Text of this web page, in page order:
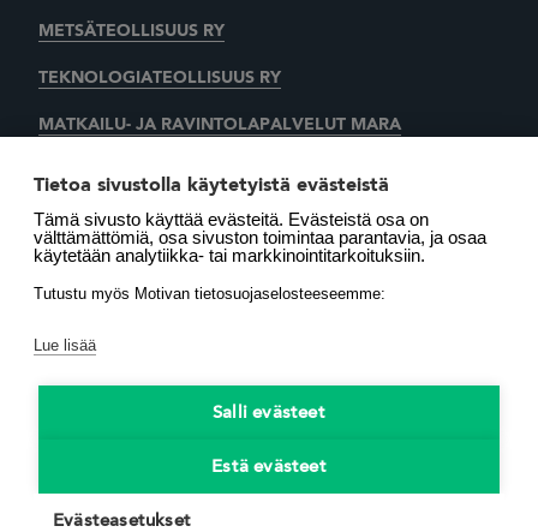
METSÄTEOLLISUUS RY
TEKNOLOGIATEOLLISUUS RY
MATKAILU- JA RAVINTOLAPALVELUT MARA
SUOMEN LÄMMITYSTIETO OY
LÄMMITYSENERGIA YHDISTYS RY MOTIVA OY
Käytämme evästeitä,
Tietoa sivustolla käytetyistä evästeistä
Tämä sivusto käyttää evästeitä. Evästeistä osa on
välttämättömiä, osa sivuston toimintaa parantavia, ja osaa
käytetään analytiikka- tai markkinointitarkoituksiin.
Tutustu myös Motivan tietosuojaselosteeseemme:
Lue lisää
Salli evästeet
Estä evästeet
Evästeasetukset